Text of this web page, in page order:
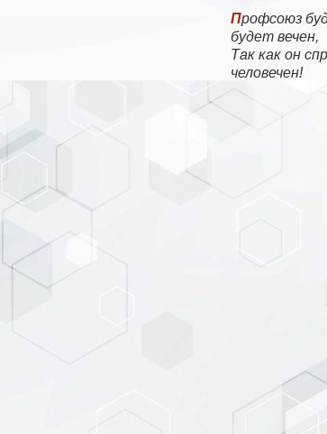
Профсоюз будет жить,
будет вечен,
Так как он
человечен!